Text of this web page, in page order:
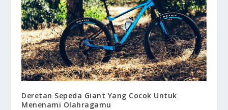
Deretan Sepeda Giant Yang Cocok Untuk
Menenami Olahragamu